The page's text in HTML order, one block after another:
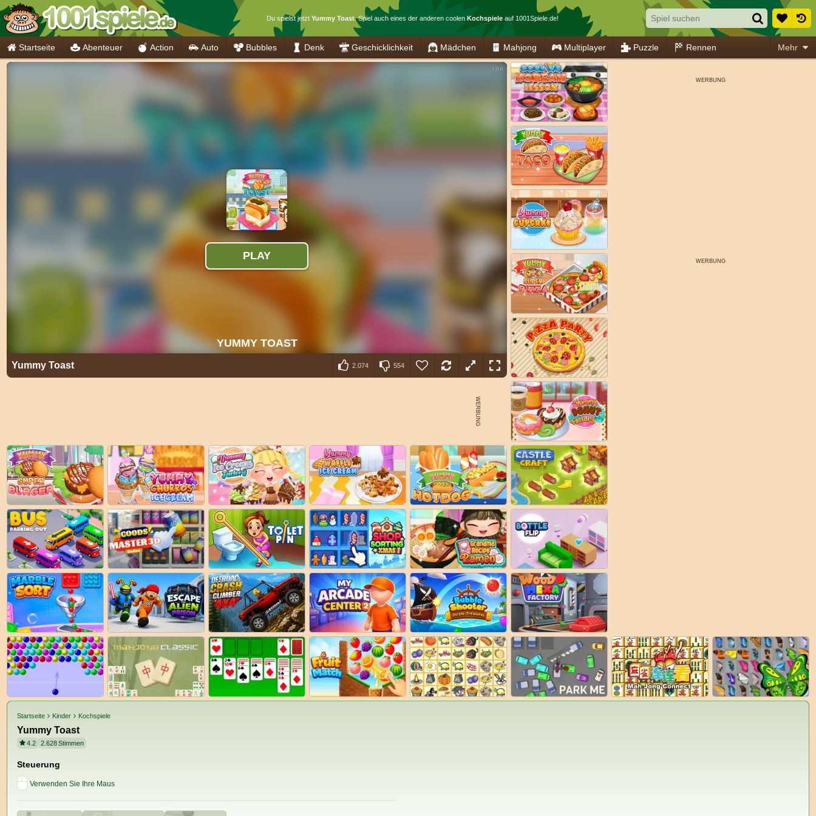
Du spielst jetzt Yummy Toast. Spiel auch eines der anderen coolen Kochspiele auf 1001Spiele.de!
Startseite Abenteuer Action Auto Bubbles Denk Geschicklichkeit Mädchen Mahjong Multiplayer Puzzle Rennen Mehr
Yummy Toast 2.074 554
Startseite Kinder Kochspiele
Yummy Toast
4.2 2.628Stimmen
Steuerung
Verwenden Sie Ihre Maus